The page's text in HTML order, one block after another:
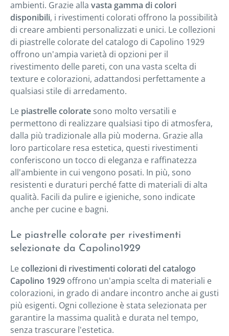
ambienti. Grazie alla vasta gamma di colori
disponibili, i rivestimenti colorati offrono la possibilità
di creare ambienti personalizzati e unici. Le collezioni
di piastrelle colorate del catalogo di Capolino 1929
offrono un'ampia varietà di opzioni per il
rivestimento delle pareti, con una vasta scelta di
texture e colorazioni, adattandosi perfettamente a
qualsiasi stile di arredamento.
Le piastrellecolorate sono molto versatili e
permettono di realizzare qualsiasi tipo di atmosfera,
dalla più tradizionale alla più moderna. Grazie alla
loro particolare resa estetica, questi rivestimenti
conferiscono un tocco di eleganza e raffinatezza
all'ambiente in cui vengono posati. In più, sono
resistenti e duraturi perché fatte di materiali di alta
qualità. Facili da pulire e igieniche, sono indicate
anche per cucine e bagni.
Le piastrelle colorate per rivestimenti
selezionate da Capolino1929
Lecollezioni di rivestimenti colorati del catalogo
Capolino 1929 offrono un'ampia scelta di materiali e
colorazioni, in grado di andare incontro anche ai gusti
più esigenti. Ogni collezione è stata selezionata per
garantire la massima qualità e durata nel tempo,
senza trascurare l'estetica.